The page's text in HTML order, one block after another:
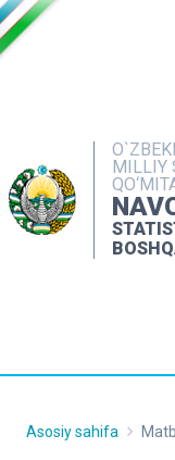
MILLIY
Asosiy sahifa